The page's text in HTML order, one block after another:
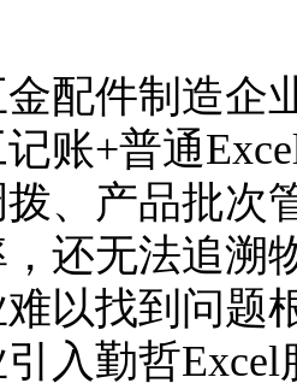
件制造企业
账+普通
、产品批次
还无法追溯
以找到问题
入勤哲